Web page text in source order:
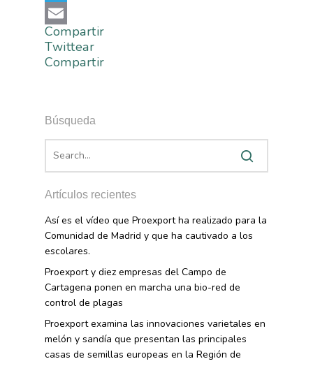
Telegram
Email
Compartir
Twittear
Compartir
Búsqueda
Artículos recientes
Así es el vídeo que Proexport ha realizado para la
Comunidad de Madrid y que ha cautivado a los
escolares.
Proexport y diez empresas del Campo de
Cartagena ponen en marcha una bio-red de
control de plagas
Proexport examina las innovaciones varietales en
melón y sandía que presentan las principales
casas de semillas europeas en la Región de
Forma Parte De
Innovación
Multimedia
Opinión
RSC
AgroCIFRAS
Comunicación 2024
Histórico
Exportaciones 2019
Exportaciones 2018
Exportaciones 2017
Exportaciones 2016
Exportaciones 2015
Empleo Y
Bolsa De Empleo
Teleformación
Iniciativas
Juntos Contra El
Promoción De La
Alimentación
I+S PRO
Sostenibilidad
Innovación
Videos
Contacto
Intranet